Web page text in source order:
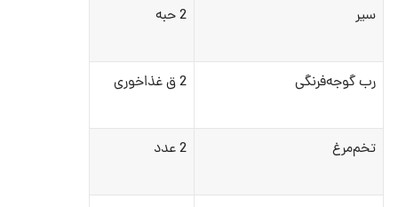
سیر 2 حبه
رب گوجه‌فرنگی 2 ق غذاخوری
تخم‌مرغ 2 عدد